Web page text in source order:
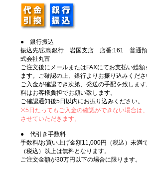
● 銀行振込
振込先/広島銀行 岩国支店 店番:161 普通
式会社丸富
ご注文後にメールまたはFAXにてお支払い総
ます。ご確認の上、銀行よりお振り込みくだ
ご入金が確認でき次第、発送の手配を致しま
料はお客様負担でお願い致します。
ご確認通知後5日以内にお振り込みください。
※5日たってもご入金の確認ができない場合は
させていただきます。
● 代引き手数料
手数料/お買い上げ金額11,000円（税込）未満
（税込）以上は無料となります。
ご注文金額が30万円以下の場合に限ります。